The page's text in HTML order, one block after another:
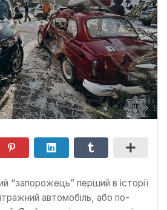
“запорожець” перший в історії
автомобіль, або по-